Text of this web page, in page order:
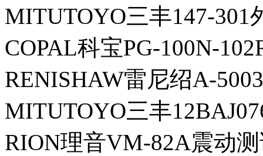
MITUTOYO三丰147-301
COPAL科宝PG-100N-
RENISHAW雷尼绍A-
MITUTOYO三丰
RION理音VM-82A震动